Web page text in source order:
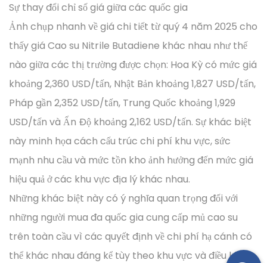
Sự thay đổi chỉ số giá giữa các quốc gia
Ảnh chụp nhanh về giá chi tiết từ quý 4 năm 2025 cho
thấy giá Cao su Nitrile Butadiene khác nhau như thế
nào giữa các thị trường được chọn: Hoa Kỳ có mức giá
khoảng 2,360 USD/tấn, Nhật Bản khoảng 1,827 USD/tấn,
Pháp gần 2,352 USD/tấn, Trung Quốc khoảng 1,929
USD/tấn và Ấn Độ khoảng 2,162 USD/tấn. Sự khác biệt
này minh họa cách cấu trúc chi phí khu vực, sức
mạnh nhu cầu và mức tồn kho ảnh hưởng đến mức giá
hiệu quả ở các khu vực địa lý khác nhau.
Những khác biệt này có ý nghĩa quan trọng đối với
những người mua đa quốc gia cung cấp mủ cao su
trên toàn cầu vì các quyết định về chi phí hạ cánh có
thể khác nhau đáng kể tùy theo khu vực và điều khoản